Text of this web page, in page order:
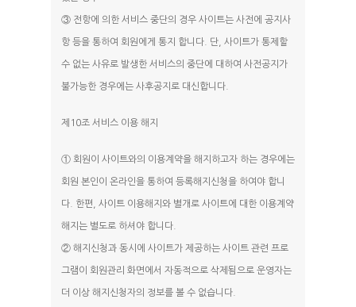
③ 전항에 의한 서비스 중단의 경우 사이트는 사전에 공지사
항 등을 통하여 회원에게 통지 합니다. 단, 사이트가 통제할
수 없는 사유로 발생한 서비스의 중단에 대하여 사전공지가
불가능한 경우에는 사후공지로 대신합니다.
제10조 서비스 이용 해지
① 회원이 사이트와의 이용계약을 해지하고자 하는 경우에는
회원 본인이 온라인을 통하여 등록해지신청을 하여야 합니
다. 한편, 사이트 이용해지와 별개로 사이트에 대한 이용계약
해지는 별도로 하셔야 합니다.
② 해지신청과 동시에 사이트가 제공하는 사이트 관련 프로
그램이 회원관리 화면에서 자동적으로 삭제됨으로 운영자는
더 이상 해지신청자의 정보를 볼 수 없습니다.
오시는길
배치도
A구역
C구역
D구역
편의시설
매점
개수대
샤워실
예약안내
[캠핑]실시간예약
외부풍경